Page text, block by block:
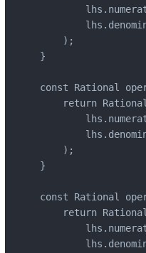
    );
}
const Rational
return
    );
}
const Rational
return